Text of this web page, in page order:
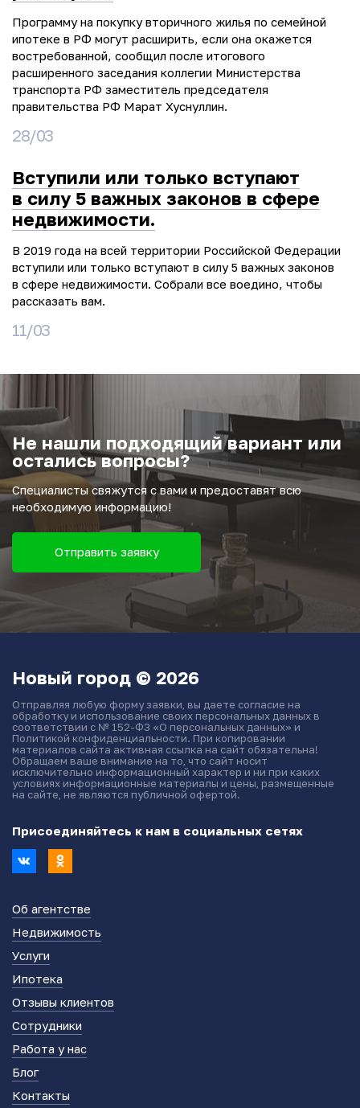
Программу на покупку вторичного жилья по семейной
ипотеке в РФ могут расширить, если она окажется
востребованной, сообщил после итогового
расширенного заседания коллегии Министерства
транспорта РФ заместитель председателя
правительства РФ Марат Хуснуллин.
28/03
Вступили или только вступают
в силу 5 важных законов в сфере
недвижимости.
В 2019 года на всей территории Российской Федерации
вступили или только вступают в силу 5 важных законов
в сфере недвижимости. Собрали все воедино, чтобы
рассказать вам.
11/03
Не нашли подходящий вариант или
остались вопросы?
Специалисты свяжутся с вами и предоставят всю
необходимую информацию!
Отправить заявку
Новый город © 2026
Отправляя любую форму заявки, вы даете согласие на
обработку и использование своих персональных данных в
соответствии с № 152-ФЗ «О персональных данных» и
Политикой конфиденциальности. При копировании
материалов сайта активная ссылка на сайт обязательна!
Обращаем ваше внимание на то, что сайт носит
исключительно информационный характер и ни при каких
условиях информационные материалы и цены, размещенные
на сайте, не являются публичной офертой.
Присоединяйтесь к нам в социальных сетях
Об агентстве
Недвижимость
Услуги
Ипотека
Отзывы клиентов
Сотрудники
Работа у нас
Блог
Контакты